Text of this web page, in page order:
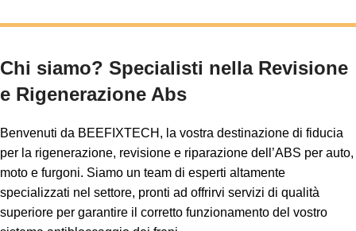
Chi siamo? Specialisti nella Revisione
e Rigenerazione Abs
Benvenuti da BEEFIXTECH, la vostra destinazione di fiducia
per la rigenerazione, revisione e riparazione dell’ABS per auto,
moto e furgoni. Siamo un team di esperti altamente
specializzati nel settore, pronti ad offrirvi servizi di qualità
superiore per garantire il corretto funzionamento del vostro